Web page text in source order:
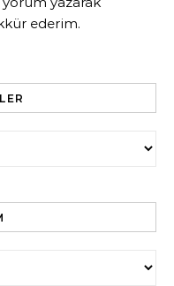
ederim.